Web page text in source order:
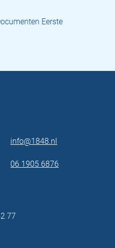
Eerste
info@1848.nl
06 1905 6876
77